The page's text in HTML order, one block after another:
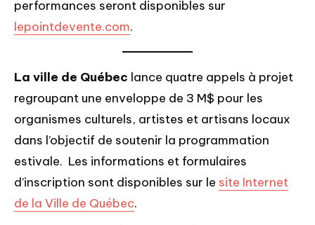
performances seront disponibles sur
lepointdevente.com.
La ville de Québec lance quatre appels à projet
regroupant une enveloppe de 3 M$ pour les
organismes culturels, artistes et artisans locaux
dans l’objectif de soutenir la programmation
estivale. Les informations et formulaires
d’inscription sont disponibles sur le site Internet
de la Ville de Québec.